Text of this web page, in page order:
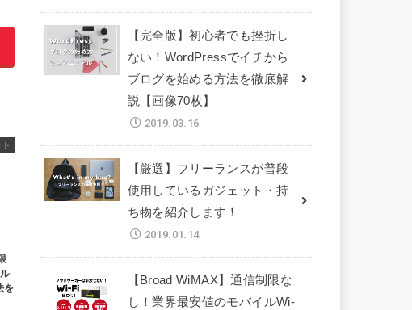
を
【完全版】初心者でも挫折し
ない！WordPressでイチから
ブログを始める方法を徹底解
説【画像70枚】
2019.03.16
【厳選】フリーランスが普段
使用しているガジェット・持
ち物を紹介します！
2019.01.14
【Broad WiMAX】通信制限な
し！業界最安値のモバイルWi-